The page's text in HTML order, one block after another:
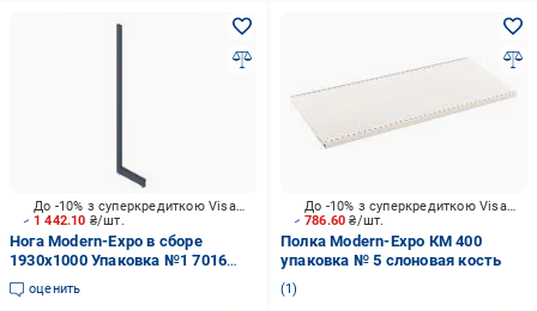
1 442.10 ₴/шт.
До -10% з суперкредиткою Visa Вигода
Нога Modern-Expo в сборе
1930х1000 Упаковка №1 7016
антрацит
оценить
786.60₴/шт.
До -10% з суперкредиткою Visa Вигода
Полка Modern-Expo КМ 400
упаковка № 5 слоновая кость
1